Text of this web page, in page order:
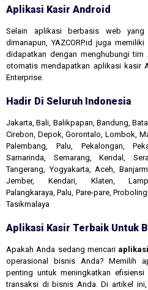
Aplikasi Kasir Android
Selain aplikasi berbasis web
dimanapun, YAZCORP.id juga
didapatkan dengan menghubungi
otomatis mendapatkan aplikasi kasir
Enterprise.
Hadir Di Seluruh Indonesia
Jakarta, Bali, Balikpapan, Bandung,
Cirebon, Depok, Gorontalo, Lombok,
Palembang, Palu, Pekalongan,
Samarinda, Semarang, Kendal,
Tangerang, Yogyakarta, Aceh,
Jember, Kendari, Klaten,
Palangkaraya, Palu, Pare-pare,
Tasikmalaya
Aplikasi Kasir Terbaik Untuk
Apakah Anda sedang mencari
operasional bisnis Anda? Memilih
penting untuk meningkatkan
transaksi di bisnis Anda. Di artikel